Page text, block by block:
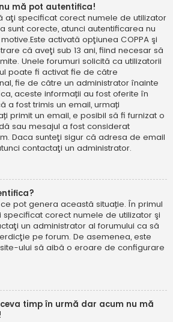
mă pot autentifica!
aţi specificat corect numele de utilizator
sunt corecte, atunci autentificarea nu
activată opţiunea COPPA şi
că aveţi sub 13 ani, fiind necesar să
Unele forumuri solicită ca utilizatorii
poate fi activat fie de către
fie de către un administrator înainte
aceste informații au fost oferite în
a fost trimis un email, urmați
primit un email, e posibil să fi furnizat o
sau mesajul a fost considerat
Daca sunteţi sigur că adresa de email
contactaţi un administrator.
pot genera această situație. În primul
corect numele de utilizator şi
un administrator al forumului ca să
pe forum. De asemenea, este
ului să aibă o eroare de configurare
timp în urmă dar acum nu mă